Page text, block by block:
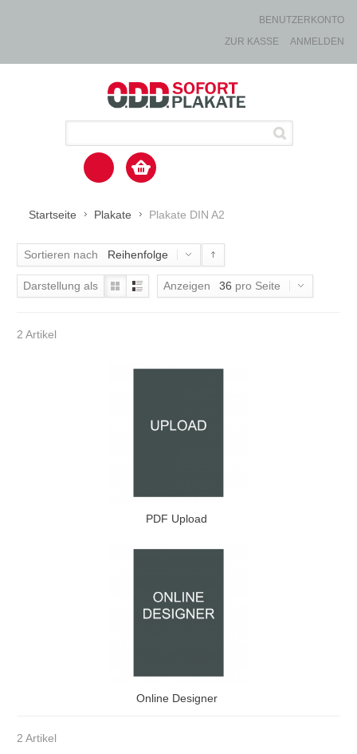
BENUTZERKONTO
ZUR KASSE
ANMELDEN
Startseite Plakate Plakate DIN A2
Sortieren nach Reihenfolge
Darstellung als Anzeigen 36 pro Seite
2 Artikel
PDF Upload
Online Designer
2 Artikel